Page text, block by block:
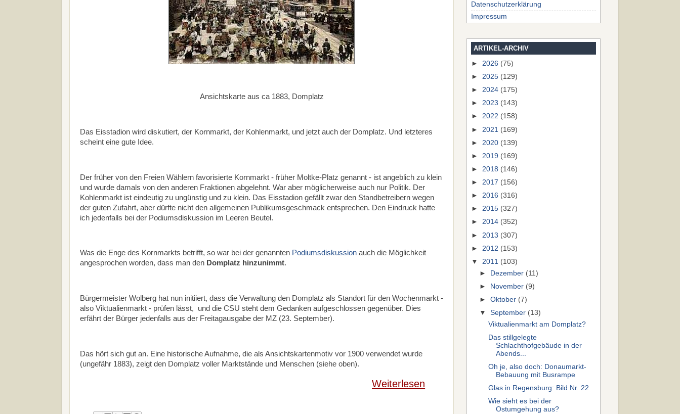
Ansichtskarte aus ca 1883, Domplatz
Das Eisstadion wird diskutiert, der Kornmarkt, der Kohlenmarkt, und jetzt auch der Domplatz. Und letzteres
scheint eine gute Idee.
Der früher von den Freien Wählern favorisierte Kornmarkt - früher Moltke-Platz genannt - ist angeblich zu klein
und wurde damals von den anderen Fraktionen abgelehnt. War aber möglicherweise auch nur Politik. Der
Kohlenmarkt ist eindeutig zu ungünstig und zu klein. Das Eisstadion gefällt zwar den Standbetreibern wegen
der guten Zufahrt, aber dürfte nicht den allgemeinen Publikumsgeschmack entsprechen. Den Eindruck hatte
ich jedenfalls bei der Podiumsdiskussion im Leeren Beutel.
Was die Enge des Kornmarkts betrifft, so war bei der genannten Podiumsdiskussion auch die Möglichkeit
angesprochen worden, dass man den Domplatz hinzunimmt.
Bürgermeister Wolberg hat nun initiiert, dass die Verwaltung den Domplatz als Standort für den Wochenmarkt -
also Viktualienmarkt - prüfen lässt, und die CSU steht dem Gedanken aufgeschlossen gegenüber. Dies
erfährt der Bürger jedenfalls aus der Freitagausgabe der MZ (23. September).
Das hört sich gut an. Eine historische Aufnahme, die als Ansichtskartenmotiv vor 1900 verwendet wurde
(ungefähr 1883), zeigt den Domplatz voller Marktstände und Menschen (siehe oben).
Weiterlesen
Datenschutzerklärung
Impressum
ARTIKEL-ARCHIV
► 2026 (75)
► 2025 (129)
► 2024 (175)
► 2023 (143)
► 2022 (158)
► 2021 (169)
► 2020 (139)
► 2019 (169)
► 2018 (146)
► 2017 (156)
► 2016 (316)
► 2015 (327)
► 2014 (352)
► 2013 (307)
► 2012 (153)
▼ 2011 (103)
► Dezember (11)
► November (9)
►Oktober (7)
▼September (13)
Viktualienmarkt am Domplatz?
Das stillgelegte
Schlachthofgebäude in der
Abends...
Oh je, also doch: Donaumarkt-
Bebauung mit Busrampe
Glas in Regensburg: Bild Nr. 22
Wie sieht es bei der
Ostumgehung aus?